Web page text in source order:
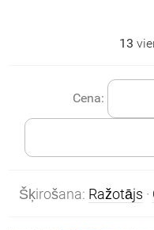
13
Cena:
Šķirošana: Ražotājs ·